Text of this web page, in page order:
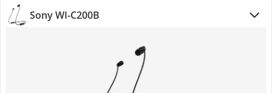
Sony WI-C200B